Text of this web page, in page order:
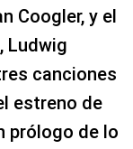
Coogler, y el
Ludwig
canciones
estreno de
prólogo de lo